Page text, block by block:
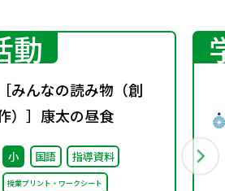
動
［みんなの読み物（創
）］康太の昼食
小 国語 指導資料
授業プリント・ワークシート